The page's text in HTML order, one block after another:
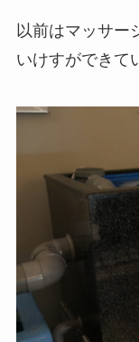
以前はマッサー
いけすができて